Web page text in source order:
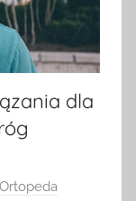
dla
Ortopeda